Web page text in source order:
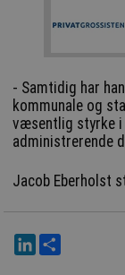
- Samtidig har
kommunale og
væsentlig styrke i
administrerende
Jacob Eberholst
LinkedIn